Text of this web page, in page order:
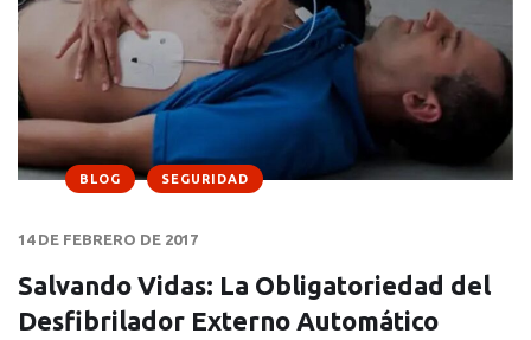
BLOG SEGURIDAD
14 DE FEBRERO DE 2017
Salvando Vidas: La Obligatoriedad del
Desfibrilador Externo Automático